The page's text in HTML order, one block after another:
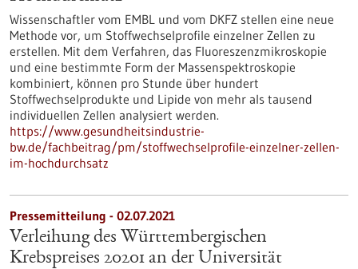
Wissenschaftler vom EMBL und vom DKFZ stellen eine neue
Methode vor, um Stoffwechselprofile einzelner Zellen zu
erstellen. Mit dem Verfahren, das Fluoreszenzmikroskopie
und eine bestimmte Form der Massenspektroskopie
kombiniert, können pro Stunde über hundert
Stoffwechselprodukte und Lipide von mehr als tausend
individuellen Zellen analysiert werden.
https://www.gesundheitsindustrie-
bw.de/fachbeitrag/pm/stoffwechselprofile-einzelner-zellen-
im-hochdurchsatz
Pressemitteilung - 02.07.2021
Verleihung des Württembergischen
Krebspreises 20201 an der Universität